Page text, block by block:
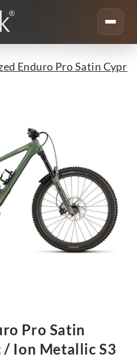
Enduro Pro Satin
Pro Satin
Ion Metallic S3